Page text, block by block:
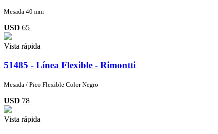
Mesada 40 mm
USD 65
Vista rápida
51485 - Línea Flexible - Rimontti
Mesada / Pico Flexible Color Negro
USD 78
Vista rápida